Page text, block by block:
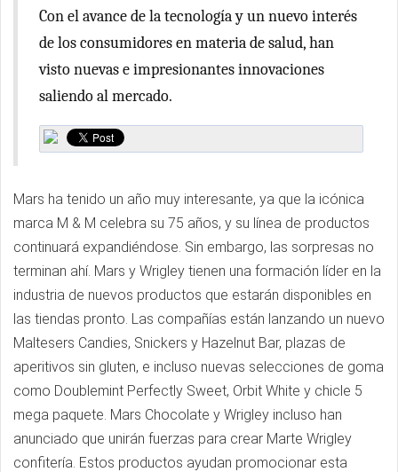
Con el avance de la tecnología y un nuevo interés
de los consumidores en materia de salud, han
visto nuevas e impresionantes innovaciones
saliendo al mercado.
Mars ha tenido un año muy interesante, ya que la icónica
marca M & M celebra su 75 años, y su línea de productos
continuará expandiéndose. Sin embargo, las sorpresas no
terminan ahí. Mars y Wrigley tienen una formación líder en la
industria de nuevos productos que estarán disponibles en
las tiendas pronto. Las compañías están lanzando un nuevo
Maltesers Candies, Snickers y Hazelnut Bar, plazas de
aperitivos sin gluten, e incluso nuevas selecciones de goma
como Doublemint Perfectly Sweet, Orbit White y chicle 5
mega paquete. Mars Chocolate y Wrigley incluso han
anunciado que unirán fuerzas para crear Marte Wrigley
confitería. Estos productos ayudan promocionar esta